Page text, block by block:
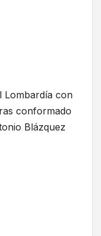
Lombardía con
conformado
Blázquez